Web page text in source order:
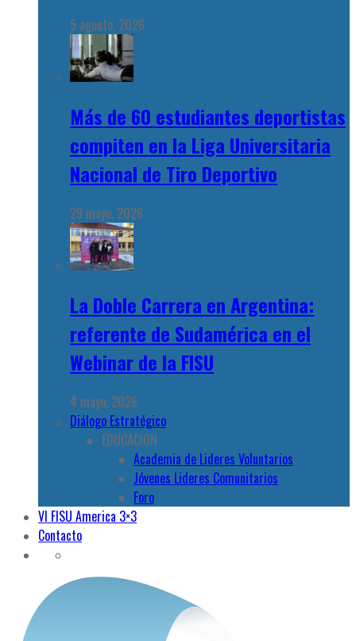
5 agosto, 2026
Más de 60 estudiantes deportistas
compiten en la Liga Universitaria
Nacional de Tiro Deportivo
29 mayo, 2026
La Doble Carrera en Argentina:
referente de Sudamérica en el
Webinar de la FISU
4 mayo, 2026
Diálogo Estratégico
EDUCACION
Academia de Lideres Voluntarios
Jóvenes Lideres Comunitarios
Foro
VI FISU America 3×3
Contacto